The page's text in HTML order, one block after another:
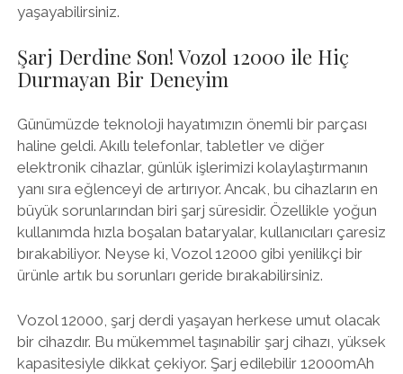
yaşayabilirsiniz.
Şarj Derdine Son! Vozol 12000 ile Hiç
Durmayan Bir Deneyim
Günümüzde teknoloji hayatımızın önemli bir parçası
haline geldi. Akıllı telefonlar, tabletler ve diğer
elektronik cihazlar, günlük işlerimizi kolaylaştırmanın
yanı sıra eğlenceyi de artırıyor. Ancak, bu cihazların en
büyük sorunlarından biri şarj süresidir. Özellikle yoğun
kullanımda hızla boşalan bataryalar, kullanıcıları çaresiz
bırakabiliyor. Neyse ki, Vozol 12000 gibi yenilikçi bir
ürünle artık bu sorunları geride bırakabilirsiniz.
Vozol 12000, şarj derdi yaşayan herkese umut olacak
bir cihazdır. Bu mükemmel taşınabilir şarj cihazı, yüksek
kapasitesiyle dikkat çekiyor. Şarj edilebilir 12000mAh